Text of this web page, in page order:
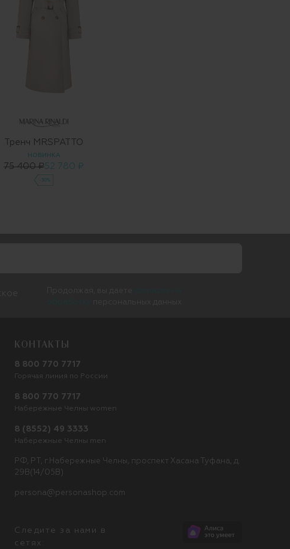
Тренч MRSPATTO
НОВИНКА
75 400 ₽52 780 ₽
-30%
КОНТАКТЫ
8 800 770 7717
Горячая линия по России
8 800 770 7717
Набережные Челны women
8 (8552) 49 3333
Набережные Челны men
РФ, РТ, г.Набережные Челны, проспект Хасана Туфана, д.
29В(14/05В)
persona@personashop.com
Следите за нами в
сетях: